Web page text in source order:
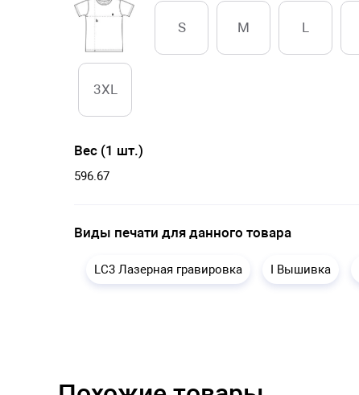
S M L
3XL
Вес (1 шт.)
596.67
Виды печати для данного товара
LC3 Лазерная гравировка I Вышивка